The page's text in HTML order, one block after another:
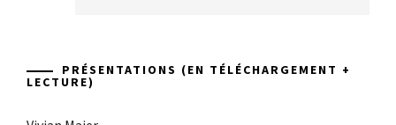
PRÉSENTATIONS (EN TÉLÉCHARGEMENT +
LECTURE)